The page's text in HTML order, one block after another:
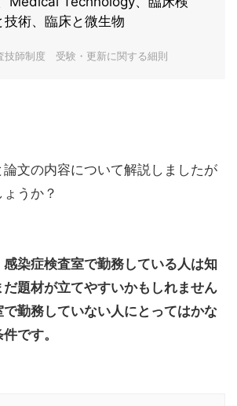
技術、臨床と微生物
技師制度 受験・更新に関する細則
文の内容について解説しましたが
うか？
染症検査室で勤務している人は知
題材が立てやすいかもしれません
勤務していない人にとってはかな
です。